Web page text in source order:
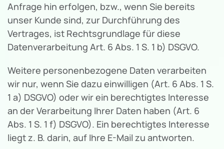
Anfrage hin erfolgen, bzw., wenn Sie bereits
unser Kunde sind, zur Durchführung des
Vertrages, ist Rechtsgrundlage für diese
Datenverarbeitung Art. 6 Abs. 1 S. 1 b) DSGVO.
Weitere personenbezogene Daten verarbeiten
wir nur, wenn Sie dazu einwilligen (Art. 6 Abs. 1 S.
1 a) DSGVO) oder wir ein berechtigtes Interesse
an der Verarbeitung Ihrer Daten haben (Art. 6
Abs. 1 S. 1 f) DSGVO). Ein berechtigtes Interesse
liegt z. B. darin, auf Ihre E-Mail zu antworten.